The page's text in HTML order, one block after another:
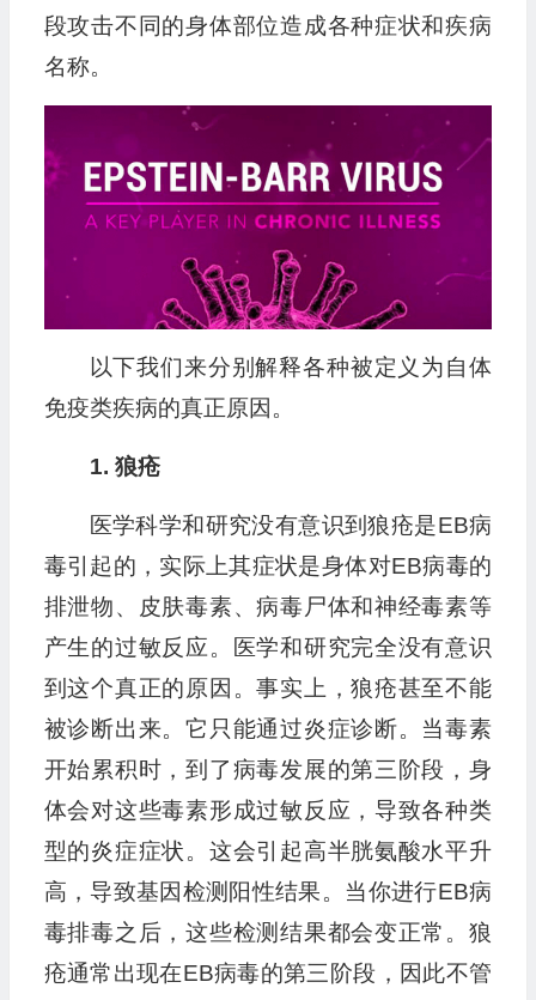
段攻击不同的身体部位造成各种症状和疾病
名称。
以下我们来分别解释各种被定义为自体
免疫类疾病的真正原因。
1. 狼疮
医学科学和研究没有意识到狼疮是EB病
毒引起的，实际上其症状是身体对EB病毒的
排泄物、皮肤毒素、病毒尸体和神经毒素等
产生的过敏反应。医学和研究完全没有意识
到这个真正的原因。事实上，狼疮甚至不能
被诊断出来。它只能通过炎症诊断。当毒素
开始累积时，到了病毒发展的第三阶段，身
体会对这些毒素形成过敏反应，导致各种类
型的炎症症状。这会引起高半胱氨酸水平升
高，导致基因检测阳性结果。当你进行EB病
毒排毒之后，这些检测结果都会变正常。狼
疮通常出现在EB病毒的第三阶段，因此不管